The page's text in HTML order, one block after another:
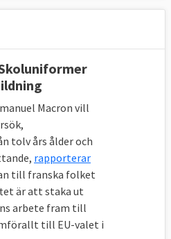
Macron vill
tolv års ålder och
rapporterar
till franska folket
är att staka ut
arbete fram till
till EU-valet i